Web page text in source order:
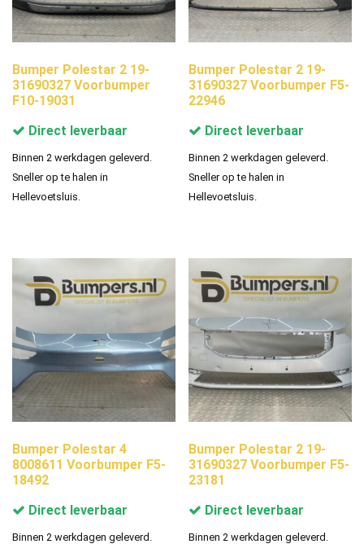
Bumper Polestar 2 19-
31690327 Voorbumper
F10-19031
Direct leverbaar
Binnen 2 werkdagen geleverd.
Sneller op te halen in
Hellevoetsluis.
Bumper Polestar 2 19-
31690327 Voorbumper F5-
22946
Direct leverbaar
Binnen 2 werkdagen geleverd.
Sneller op te halen in
Hellevoetsluis.
Bumper Polestar 4
8008611 Voorbumper F5-
18492
Direct leverbaar
Binnen 2 werkdagen geleverd.
Bumper Polestar 2 19-
31690327 Voorbumper F5-
23181
Direct leverbaar
Binnen 2 werkdagen geleverd.